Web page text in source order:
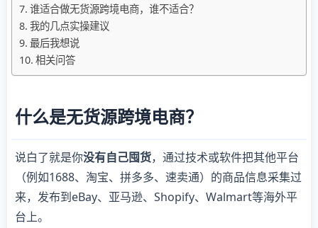
谁适合做无货源跨境电商，谁不适合？
我的几点实操建议
最后我想说
相关问答
什么是无货源跨境电商？
说白了就是你没有自己囤货，通过技术或软件把其他平台
（例如1688、淘宝、拼多多、速卖通）的商品信息采集过
来，发布到eBay、亚马逊、Shopify、Walmart等海外平
台上。